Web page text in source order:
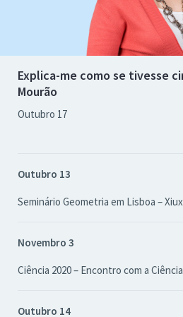
Explica-me como se tivesse
Mourão
Outubro 17
Outubro 13
Seminário Geometria em Lisboa –
Novembro 3
Ciência 2020 – Encontro com a
Outubro 14